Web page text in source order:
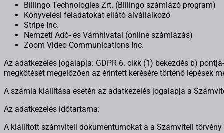
Billingo Technologies Zrt. (Billingo számlázó program)
Könyvelési feladatokat ellátó alvállalkozó
Stripe Inc.
Nemzeti Adó- és Vámhivatal (online számlázás)
Zoom Video Communications Inc.
Az adatkezelés jogalapja: GDPR 6. cikk (1) bekezdés b)
megkötését megelőzően az érintett kérésére történő lépések
A számla kiállítása esetén az adatkezelés jogalapja a
Az adatkezelés időtartama:
A kiállított számviteli dokumentumokat a a Számviteli